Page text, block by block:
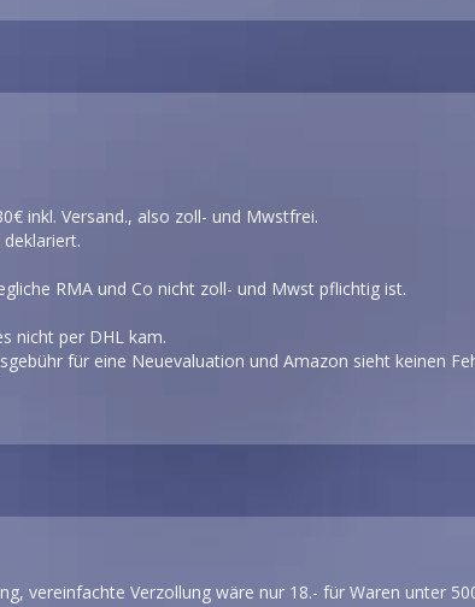
inkl. Versand., also zoll- und Mwstfrei.
RMA und Co nicht zoll- und Mwst pflichtig ist.
nicht per DHL kam.
für eine Neuevaluation und Amazon sieht keinen
vereinfachte Verzollung wäre nur 18.- für Waren unter